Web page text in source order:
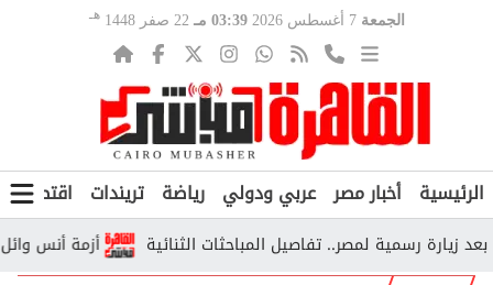
الجمعة 7 أغسطس 2026 03:39 مـ 22 صفر 1448 هـ
الرئيسية أخبار مصر عربي ودولي رياضة تريندات اقتصاد
أزمة أنس وائل مع رسمية لمصر.. تفاصيل المباحثات الثنائية